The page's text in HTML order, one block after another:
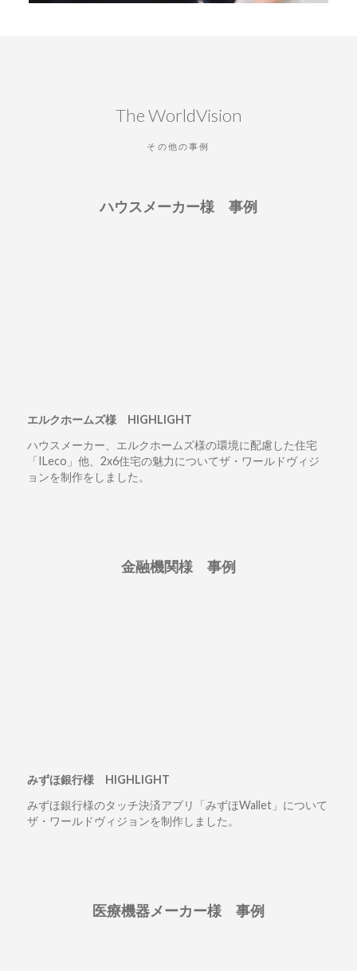
The WorldVision
その他の事例
ハウスメーカー様 事例
エルクホームズ様 HIGHLIGHT
ハウスメーカー、エルクホームズ様の環境に配慮した住宅
「ILeco」他、2x6住宅の魅力についてザ・ワールドヴィジ
ョンを制作をしました。
金融機関様 事例
みずほ銀行様 HIGHLIGHT
みずほ銀行様のタッチ決済アプリ「みずほWallet」について
ザ・ワールドヴィジョンを制作しました。
医療機器メーカー様 事例